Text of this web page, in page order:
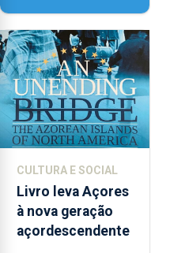
instrumentos
CULTURA E SOCIAL
Livro leva Açores
à nova geração
açordescendente